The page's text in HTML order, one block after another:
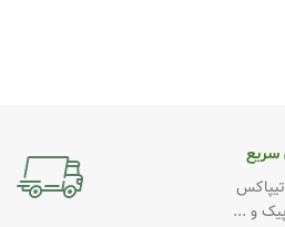
سریع
و ...